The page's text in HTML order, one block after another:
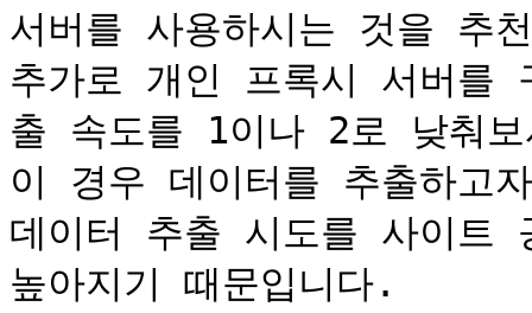
서버를 사용하시는 것을 추
추가로 개인 프록시 서버를
출 속도를 1이나 2로 낮춰
이 경우 데이터를 추출하고
데이터 추출 시도를 사이트
높아지기 때문입니다.